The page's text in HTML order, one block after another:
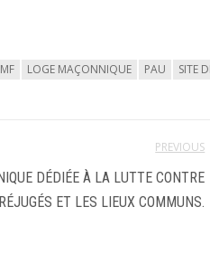
LOGE MAÇONNIQUE PAU SITE
PREVIOUS
DÉDIÉE À LA LUTTE CONTRE
ET LES LIEUX COMMUNS.